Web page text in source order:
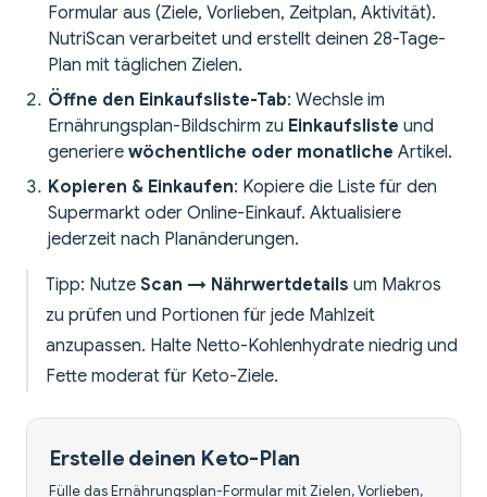
Formular aus (Ziele, Vorlieben, Zeitplan, Aktivität).
NutriScan verarbeitet und erstellt deinen 28-Tage-
Plan mit täglichen Zielen.
Öffne den Einkaufsliste-Tab: Wechsle im
Ernährungsplan-Bildschirm zu Einkaufsliste und
generiere wöchentliche oder monatliche Artikel.
Kopieren & Einkaufen: Kopiere die Liste für den
Supermarkt oder Online-Einkauf. Aktualisiere
jederzeit nach Planänderungen.
Tipp: Nutze Scan → Nährwertdetails um Makros
zu prüfen und Portionen für jede Mahlzeit
anzupassen. Halte Netto-Kohlenhydrate niedrig und
Fette moderat für Keto-Ziele.
Erstelle deinen Keto-Plan
Fülle das Ernährungsplan-Formular mit Zielen, Vorlieben,